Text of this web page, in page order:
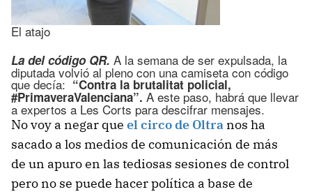
El atajo
La del código QR. A la semana de ser expulsada, la
diputada volvió al pleno con una camiseta con código
que decía: “Contra la brutalitat policial,
#PrimaveraValenciana”. A este paso, habrá que llevar
a expertos a Les Corts para descifrar mensajes.
No voy a negar que el circo de Oltranos ha
sacado a los medios de comunicación de más
de un apuro en las tediosas sesiones de control
pero no se puede hacer política a base de